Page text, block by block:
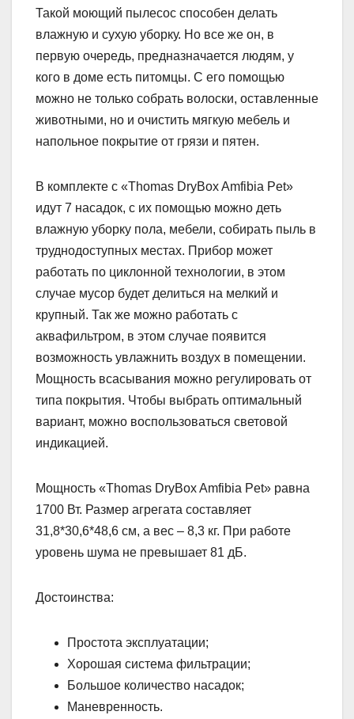
Такой моющий пылесос способен делать
влажную и сухую уборку. Но все же он, в
первую очередь, предназначается людям, у
кого в доме есть питомцы. С его помощью
можно не только собрать волоски, оставленные
животными, но и очистить мягкую мебель и
напольное покрытие от грязи и пятен.
В комплекте с «Thomas DryBox Amfibia Pet»
идут 7 насадок, с их помощью можно деть
влажную уборку пола, мебели, собирать пыль в
труднодоступных местах. Прибор может
работать по циклонной технологии, в этом
случае мусор будет делиться на мелкий и
крупный. Так же можно работать с
аквафильтром, в этом случае появится
возможность увлажнить воздух в помещении.
Мощность всасывания можно регулировать от
типа покрытия. Чтобы выбрать оптимальный
вариант, можно воспользоваться световой
индикацией.
Мощность «Thomas DryBox Amfibia Pet» равна
1700 Вт. Размер агрегата составляет
31,8*30,6*48,6 см, а вес – 8,3 кг. При работе
уровень шума не превышает 81 дБ.
Достоинства:
Простота эксплуатации;
Хорошая система фильтрации;
Большое количество насадок;
Маневренность.